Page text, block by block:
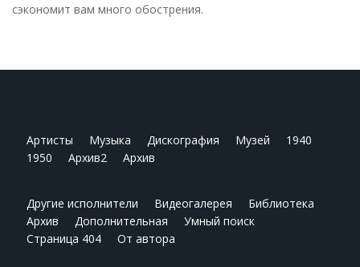
сэкономит вам много обострения.
Артисты Музыка Дискография Музей
1940
1950
Архив2 Архив
Другие исполнители Видеогалерея
Библиотека
Архив
Дополнительная
Умный поиск
Страница 404
От автора